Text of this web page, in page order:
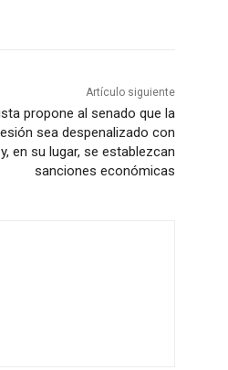
Artículo siguiente
propone al senado que la
sea despenalizado con
en su lugar, se establezcan
sanciones económicas